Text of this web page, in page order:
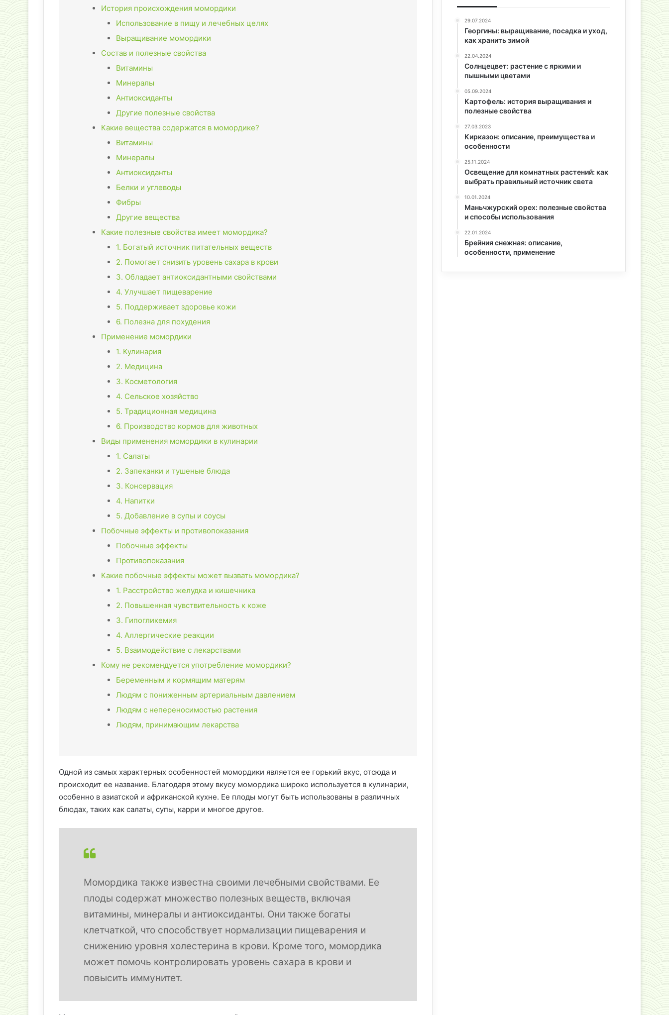
История происхождения момордики
Использование в пищу и лечебных целях
Выращивание момордики
Состав и полезные свойства
Витамины
Минералы
Антиоксиданты
Другие полезные свойства
Какие вещества содержатся в момордике?
Витамины
Минералы
Антиоксиданты
Белки и углеводы
Фибры
Другие вещества
Какие полезные свойства имеет момордика?
1. Богатый источник питательных веществ
2. Помогает снизить уровень сахара в крови
3. Обладает антиоксидантными свойствами
4. Улучшает пищеварение
5. Поддерживает здоровье кожи
6. Полезна для похудения
Применение момордики
1. Кулинария
2. Медицина
3. Косметология
4. Сельское хозяйство
5. Традиционная медицина
6. Производство кормов для животных
Виды применения момордики в кулинарии
1. Салаты
2. Запеканки и тушеные блюда
3. Консервация
4. Напитки
5. Добавление в супы и соусы
Побочные эффекты и противопоказания
Побочные эффекты
Противопоказания
Какие побочные эффекты может вызвать момордика?
1. Расстройство желудка и кишечника
2. Повышенная чувствительность к коже
3. Гипогликемия
4. Аллергические реакции
5. Взаимодействие с лекарствами
Кому не рекомендуется употребление момордики?
Беременным и кормящим матерям
Людям с пониженным артериальным давлением
Людям с непереносимостью растения
Людям, принимающим лекарства
Одной из самых характерных особенностей момордики является ее горький вкус, отсюда и
происходит ее название. Благодаря этому вкусу момордика широко используется в кулинарии,
особенно в азиатской и африканской кухне. Ее плоды могут быть использованы в различных
блюдах, таких как салаты, супы, карри и многое другое.
Момордика также известна своими лечебными свойствами. Ее
плоды содержат множество полезных веществ, включая
витамины, минералы и антиоксиданты. Они также богаты
клетчаткой, что способствует нормализации пищеварения и
снижению уровня холестерина в крови. Кроме того, момордика
может помочь контролировать уровень сахара в крови и
повысить иммунитет.
29.07.2024
Георгины: выращивание, посадка и уход,
как хранить зимой
22.04.2024
Солнцецвет: растение с яркими и
пышными цветами
05.09.2024
Картофель: история выращивания и
полезные свойства
27.03.2023
Кирказон: описание, преимущества и
особенности
25.11.2024
Освещение для комнатных растений: как
выбрать правильный источник света
10.01.2024
Маньчжурский орех: полезные свойства
и способы использования
22.01.2024
Брейния снежная: описание,
особенности, применение